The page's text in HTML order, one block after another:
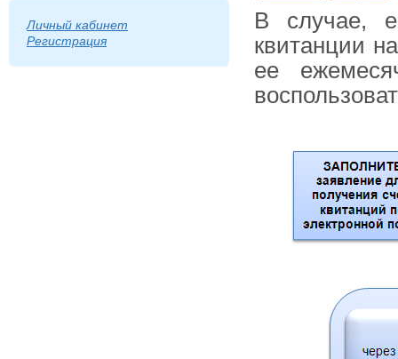
Личный кабинет
Регистрация
В случае,
квитанции
ее